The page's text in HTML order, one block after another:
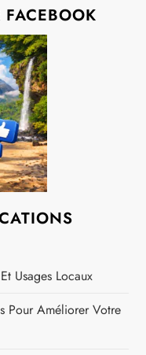
FACEBOOK
Usages Locaux
Pour Améliorer Votre